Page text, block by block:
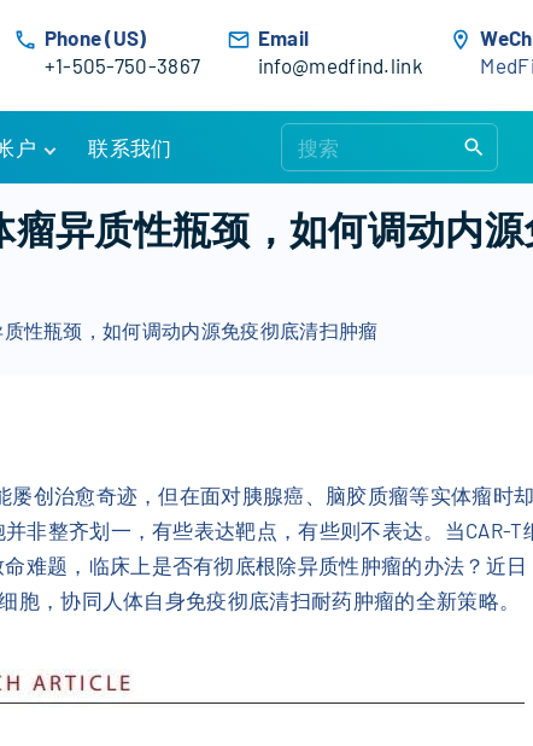
Phone (US)
+1-505-750-3867
Email
info@medfind.link
户
详情
订单
联系我们
e
r
异质性瓶颈，如何调动内
性瓶颈，如何调动内源免疫彻底清扫肿瘤
创治愈奇迹，但在面对胰腺癌、脑胶质瘤等实体瘤时
非整齐划一，有些表达靶点，有些则不表达。当CAR-T
难题，临床上是否有彻底根除异质性肿瘤的办法？近
胞，协同人体自身免疫彻底清扫耐药肿瘤的全新策略。